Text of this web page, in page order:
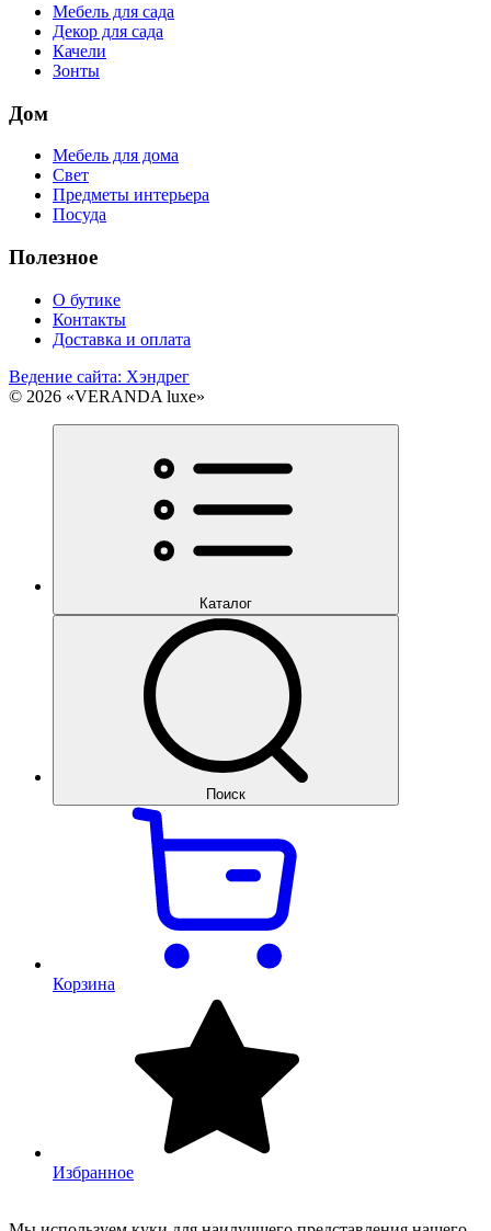
Мебель для сада
Декор для сада
Качели
Зонты
Дом
Мебель для дома
Свет
Предметы интерьера
Посуда
Полезное
О бутике
Контакты
Доставка и оплата
Ведение сайта: Хэндрег
© 2026 «VERANDA luxe»
Каталог
Поиск
Корзина
Избранное